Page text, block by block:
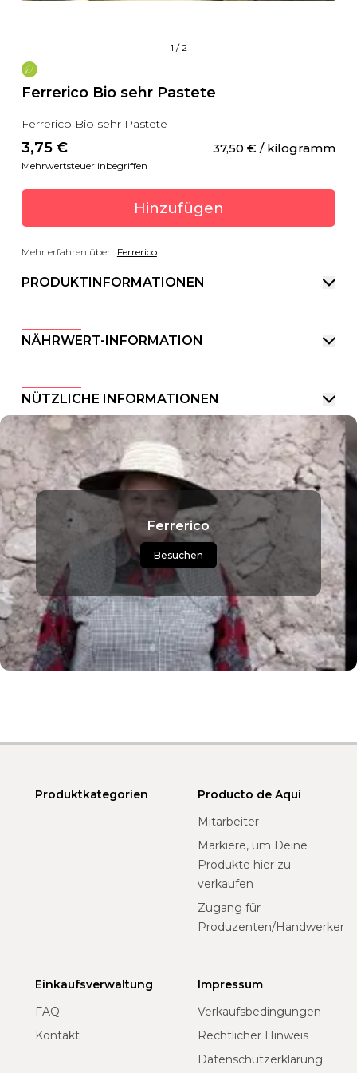
1 /2
Ferrerico Bio sehr Pastete
Ferrerico Bio sehr Pastete
3,75 € 37,50 € / kilogramm
Mehrwertsteuer inbegriffen
Hinzufügen
Mehr erfahren über Ferrerico
PRODUKTINFORMATIONEN
NÄHRWERT-INFORMATION
NÜTZLICHE INFORMATIONEN
Ferrerico
Besuchen
Produktkategorien
Producto de Aquí
Mitarbeiter
Markiere, um Deine
Produkte hier zu
verkaufen
Zugang für
Produzenten/Handwerker
Einkaufsverwaltung
FAQ
Kontakt
Impressum
Verkaufsbedingungen
Rechtlicher Hinweis
Datenschutzerklärung